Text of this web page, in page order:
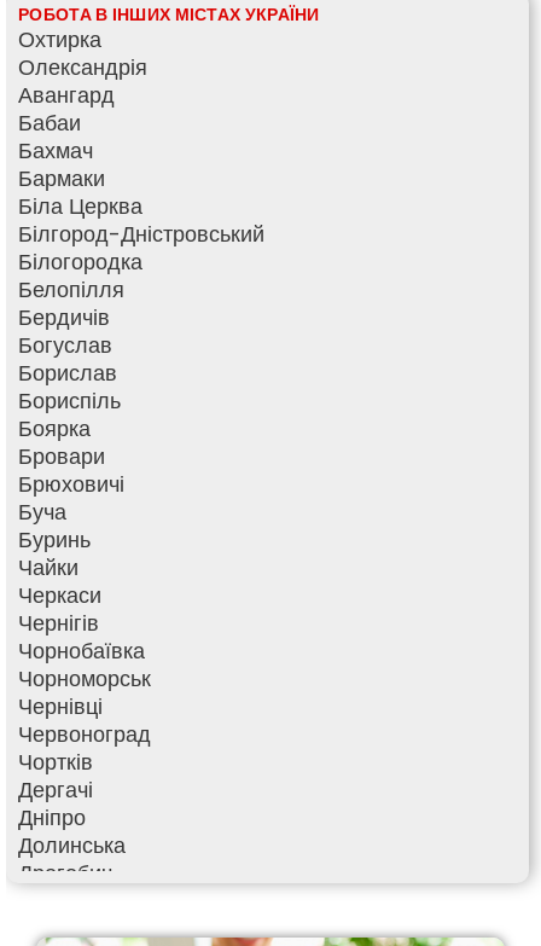
РОБОТА В ІНШИХ МІСТАХ УКРАЇНИ
Охтирка
Олександрія
Авангард
Бабаи
Бахмач
Бармаки
Біла Церква
Білгород-Дністровський
Білогородка
Белопілля
Бердичів
Богуслав
Борислав
Бориспіль
Боярка
Бровари
Брюховичі
Буча
Буринь
Чайки
Черкаси
Чернігів
Чорнобаївка
Чорноморськ
Чернівці
Червоноград
Чортків
Дергачі
Дніпро
Долинська
Дрогобич
Фонтанка